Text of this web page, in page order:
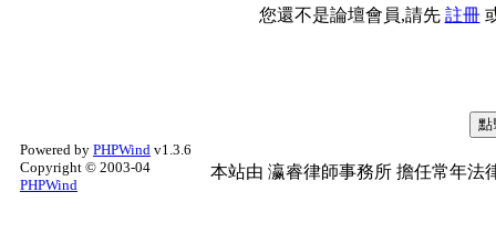
您還不是論壇會員,請先 註冊
Powered by PHPWind v1.3.6
Copyright © 2003-04
PHPWind
本站由 瀛睿律師事務所 擔任常年法